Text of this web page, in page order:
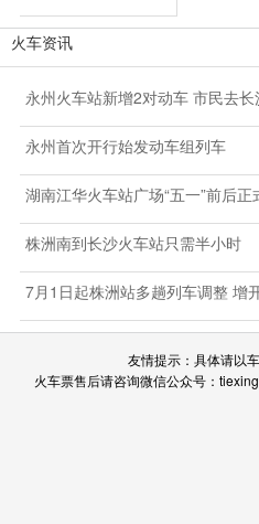
火车资讯
永州火车站新增2对动车 市民去
永州首次开行始发动车组列车
湖南江华火车站广场“五一”前后正
株洲南到长沙火车站只需半小时
7月1日起株洲站多趟列车调整 增
友情提示：具体请以
火车票售后请咨询微信公众号：